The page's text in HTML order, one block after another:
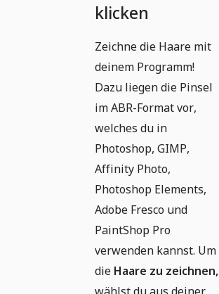
klicken
Zeichne die Haare mit
deinem Programm!
Dazu liegen die Pinsel
im ABR-Format vor,
welches du in
Photoshop, GIMP,
Affinity Photo,
Photoshop Elements,
Adobe Fresco und
PaintShop Pro
verwenden kannst. Um
die Haare zu zeichnen,
wählst du aus deiner